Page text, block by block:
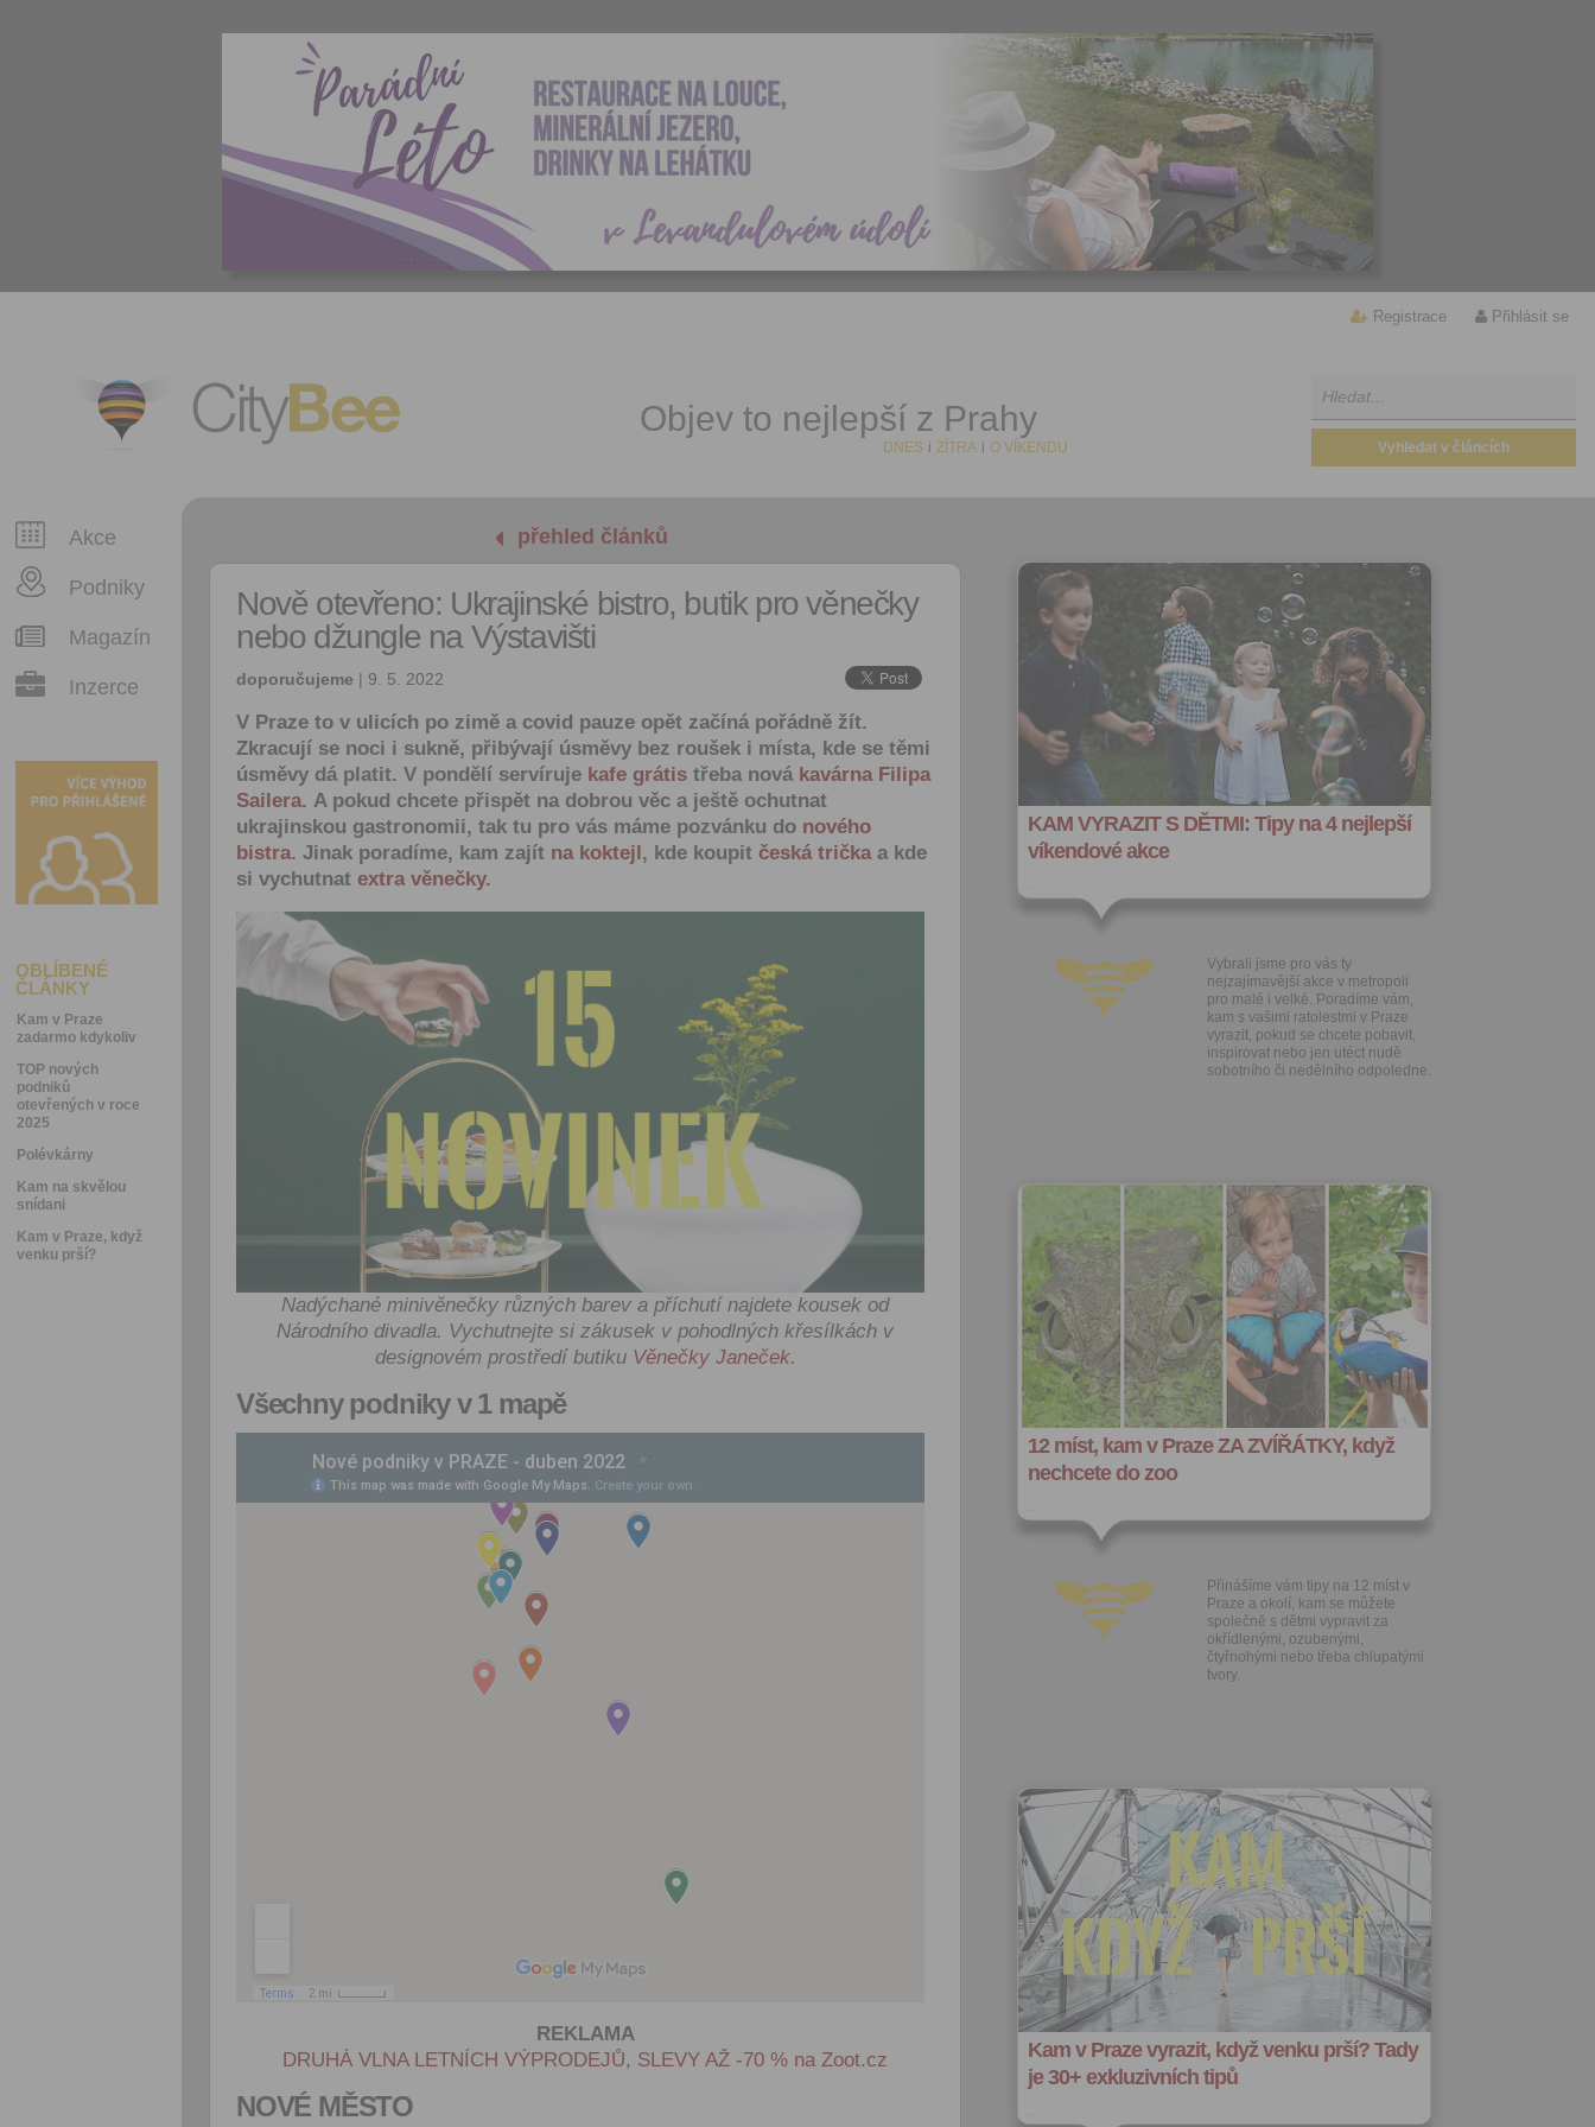
Registrace Přihlásit se
CityBee Objev to nejlepší z Prahy
DNES i ZÍTRA i O VÍKENDU
Akce
Podniky
Magazín
Inzerce
OBLÍBENÉ
ČLÁNKY
Kam v Praze
zadarmo kdykoliv
TOP nových
podniků
otevřených v roce
2025
Polévkárny
Kam na skvělou
snídani
Kam v Praze, když
venku prší?
přehled článků
Nově otevřeno: Ukrajinské bistro, butik pro věnečky
nebo džungle na Výstavišti
doporučujeme | 9. 5. 2022
V Praze to v ulicích po zimě a covid pauze opět začíná pořádně žít.
Zkracují se noci i sukně, přibývají úsměvy bez roušek i místa, kde se těmi
úsměvy dá platit. V pondělí servíruje kafe grátis třeba nová kavárna Filipa
Sailera. A pokud chcete přispět na dobrou věc a ještě ochutnat
ukrajinskou gastronomii, tak tu pro vás máme pozvánku do nového
bistra. Jinak poradíme, kam zajít na koktejl, kde koupit česká tričkaa kde
si vychutnat extra věnečky.
Nadýchané minivěnečky různých barev a příchutí najdete kousek od
Národního divadla. Vychutnejte si zákusek v pohodlných křesílkách v
designovém prostředí butiku Věnečky Janeček.
Všechny podniky v 1 mapě
REKLAMA
DRUHÁ VLNA LETNÍCH VÝPRODEJŮ, SLEVY AŽ -70 % na Zoot.cz
NOVÉ MĚSTO
KAM VYRAZIT S DĚTMI: Tipy na 4 nejlepší
víkendové akce
Vybrali jsme pro vás ty
nejzajímavější akce v metropoli
pro malé i velké. Poradíme vám,
kam s vašimi ratolestmi v Praze
vyrazit, pokud se chcete pobavit,
inspirovat nebo jen utéct nudě
sobotního či nedělního odpoledne.
12 míst, kam v Praze ZA ZVÍŘÁTKY, když
nechcete do zoo
Přinášíme vám tipy na 12 míst v
Praze a okolí, kam se můžete
společně s dětmi vypravit za
okřídlenými, ozubenými,
čtyřnohými nebo třeba chlupatými
tvory.
Kam v Praze vyrazit, když venku prší? Tady
je 30+ exkluzivních tipů